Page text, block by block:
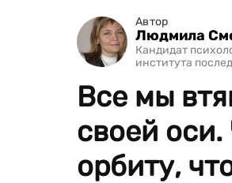
Автор
Людмила
Кандидат
института
Все мы
своей
орбиту,